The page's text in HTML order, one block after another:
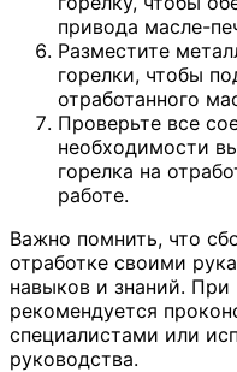
привода масле-
Разместите
горелки, чтобы
отработанного
Проверьте все
необходимости
горелка на
работе.
Важно помнить, что
отработке своими
навыков и знаний. При
рекомендуется
специалистами или
руководства.